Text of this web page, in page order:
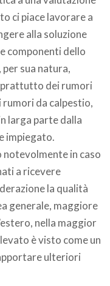
ci piace lavorare a
alla soluzione
componenti dello
sua natura,
dei rumori
da calpestio,
larga parte dalla
impiegato.
notevolmente in caso
a ricevere
la qualità
generale, maggiore
nella maggior
è visto come un
ulteriori